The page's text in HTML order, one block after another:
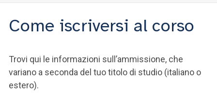
Come iscriversi al corso
Trovi qui le informazioni sull’ammissione, che
variano a seconda del tuo titolo di studio (italiano o
estero).